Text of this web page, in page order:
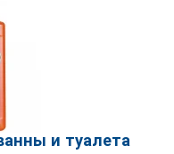
и туалета